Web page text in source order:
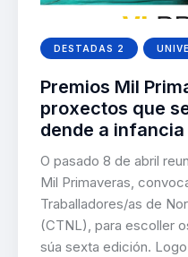
DESTADAS 2
Premios Mil
proxectos que
dende a
O pasado 8 de abril
Mil Primaveras,
Traballadores/as de
(CTNL), para escoller
súa sexta edición.